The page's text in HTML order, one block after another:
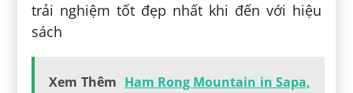
trải nghiệm tốt đẹp nhất khi đến với hiệu
sách
Xem Thêm Ham Rong Mountain in Sapa,